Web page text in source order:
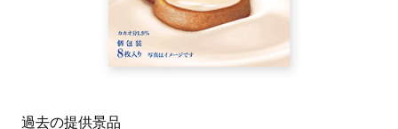
過去の提供景品